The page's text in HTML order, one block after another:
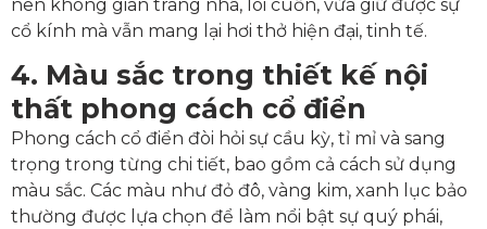
nên không gian trang nhã, lôi cuốn, vừa giữ được sự
cổ kính mà vẫn mang lại hơi thở hiện đại, tinh tế.
4. Màu sắc trong thiết kế nội
thất phong cách cổ điển
Phong cách cổ điển đòi hỏi sự cầu kỳ, tỉ mỉ và sang
trọng trong từng chi tiết, bao gồm cả cách sử dụng
màu sắc. Các màu như đỏ đô, vàng kim, xanh lục bảo
thường được lựa chọn để làm nổi bật sự quý phái,